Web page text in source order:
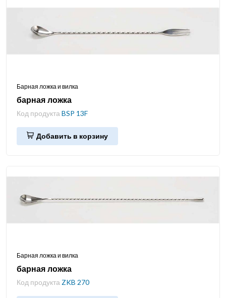
Барная ложка и вилка
барная ложка
Код продукта BSP 13F
Добавить в корзину
Барная ложка и вилка
барная ложка
Код продукта ZKB 270